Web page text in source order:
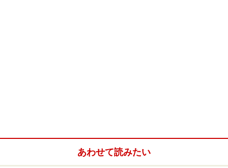
あわせて読みたい